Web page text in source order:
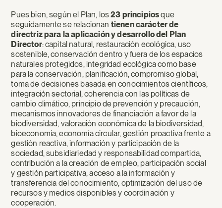
Pues bien, según el Plan, los23 principiosque
seguidamente se relacionan tienen carácter de
directriz para la aplicación y desarrollo del Plan
Director: capital natural, restauración ecológica, uso
sostenible, conservación dentro y fuera de los espacios
naturales protegidos, integridad ecológica como base
para la conservación, planificación, compromiso global,
toma de decisiones basada en conocimientos científicos,
integración sectorial, coherencia con las políticas de
cambio climático, principio de prevención y precaución,
mecanismos innovadores de financiación a favor de la
biodiversidad, valoración económica de la biodiversidad,
bioeconomía, economía circular, gestión proactiva frente a
gestión reactiva, información y participación de la
sociedad, subsidiariedad y responsabilidad compartida,
contribución a la creación de empleo, participación social
y gestión participativa, acceso a la información y
transferencia del conocimiento, optimización del uso de
recursos y medios disponibles y coordinación y
cooperación.